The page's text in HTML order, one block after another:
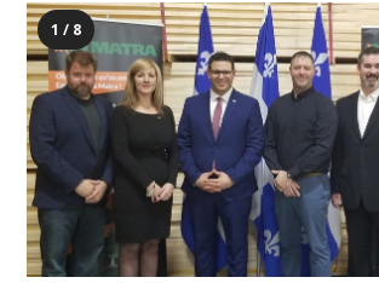
1 / 8